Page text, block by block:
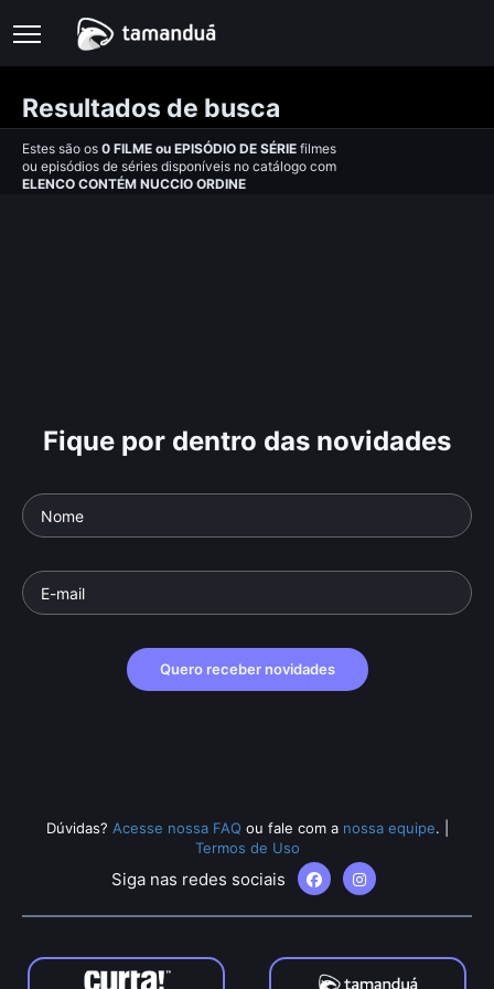
Resultados de busca
Estes são os 0 FILME ou EPISÓDIO DE SÉRIE filmes
ou episódios de séries disponíveis no catálogo com
ELENCO CONTÉM NUCCIO ORDINE
Fique por dentro das novidades
Quero receber novidades
Dúvidas? Acesse nossa FAQ ou fale com a nossa equipe.
Termos de Uso
Siga nas redes sociais